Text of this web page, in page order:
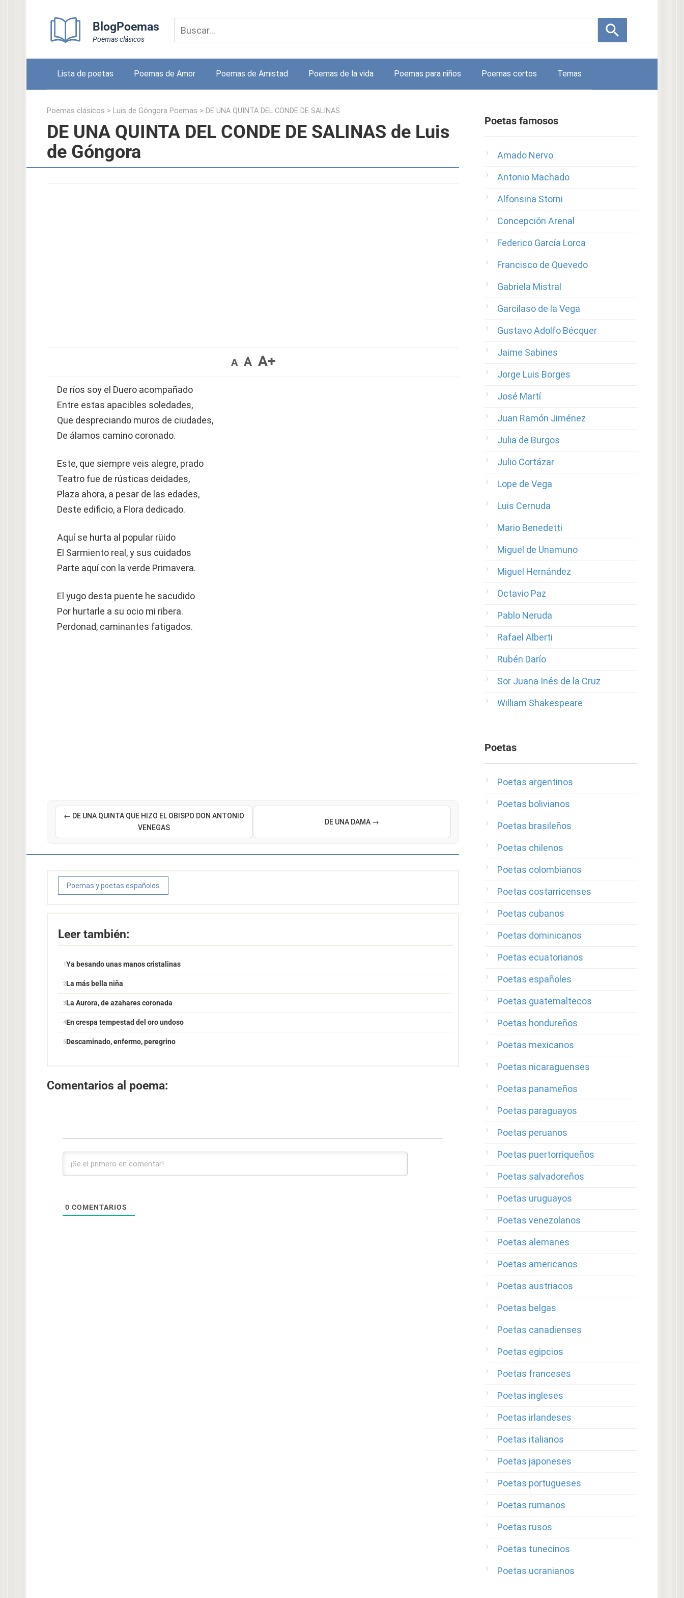
BlogPoemas
Poemas clásicos
Lista de poetas Poemas de Amor Poemas de Amistad Poemas de la vida Poemas para niños Poemas cortos Temas
Poemas clásicos > Luis de Góngora Poemas > DE UNA QUINTA DEL CONDE DE SALINAS
DE UNA QUINTA DEL CONDE DE SALINAS de Luis
de Góngora
A A A+
De ríos soy el Duero acompañado
Entre estas apacibles soledades,
Que despreciando muros de ciudades,
De álamos camino coronado.
Este, que siempre veis alegre, prado
Teatro fue de rústicas deidades,
Plaza ahora, a pesar de las edades,
Deste edificio, a Flora dedicado.
Aquí se hurta al popular rüido
El Sarmiento real, y sus cuidados
Parte aquí con la verde Primavera.
El yugo desta puente he sacudido
Por hurtarle a su ocio mi ribera.
Perdonad, caminantes fatigados.
← DE UNA QUINTA QUE HIZO EL OBISPO DON ANTONIO
VENEGAS
DE UNA DAMA →
Poemas y poetas españoles
Leer también:
Ya besando unas manos cristalinas
La más bella niña
La Aurora, de azahares coronada
En crespa tempestad del oro undoso
Descaminado, enfermo, peregrino
Comentarios al poema:
0 COMENTARIOS
Poetas famosos
Amado Nervo
Antonio Machado
Alfonsina Storni
Concepción Arenal
Federico García Lorca
Francisco de Quevedo
Gabriela Mistral
Garcilaso de la Vega
Gustavo Adolfo Bécquer
Jaime Sabines
Jorge Luis Borges
José Martí
Juan Ramón Jiménez
Julia de Burgos
Julio Cortázar
Lope de Vega
Luis Cernuda
Mario Benedetti
Miguel de Unamuno
Miguel Hernández
Octavio Paz
Pablo Neruda
Rafael Alberti
Rubén Darío
Sor Juana Inés de la Cruz
William Shakespeare
Poetas
Poetas argentinos
Poetas bolivianos
Poetas brasileños
Poetas chilenos
Poetas colombianos
Poetas costarricenses
Poetas cubanos
Poetas dominicanos
Poetas ecuatorianos
Poetas españoles
Poetas guatemaltecos
Poetas hondureños
Poetas mexicanos
Poetas nicaraguenses
Poetas panameños
Poetas paraguayos
Poetas peruanos
Poetas puertorriqueños
Poetas salvadoreños
Poetas uruguayos
Poetas venezolanos
Poetas alemanes
Poetas americanos
Poetas austriacos
Poetas belgas
Poetas canadienses
Poetas egipcios
Poetas franceses
Poetas ingleses
Poetas irlandeses
Poetas italianos
Poetas japoneses
Poetas portugueses
Poetas rumanos
Poetas rusos
Poetas tunecinos
Poetas ucranianos